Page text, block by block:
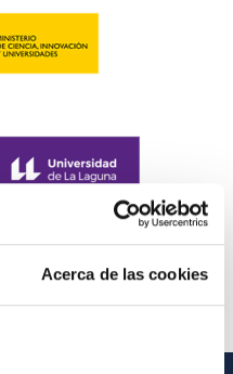
Acerca de las cookies